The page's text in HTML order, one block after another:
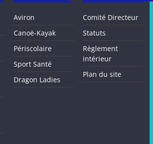
Aviron
Canoë-Kayak
Périscolaire
Sport Santé
Dragon Ladies
Comité Directeur
Statuts
Règlement
intérieur
Plan du site